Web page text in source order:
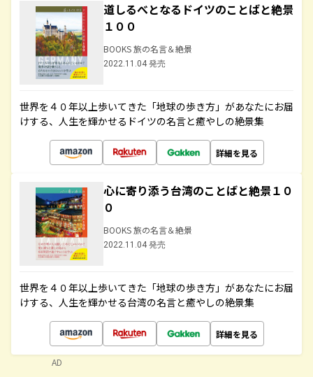
道しるべとなるドイツのことばと絶景
１００
BOOKS 旅の名言＆絶景
2022.11.04 発売
世界を４０年以上歩いてきた「地球の歩き方」があなたにお届
けする、人生を輝かせるドイツの名言と癒やしの絶景集
詳細を見る
心に寄り添う台湾のことばと絶景１０
０
BOOKS 旅の名言＆絶景
2022.11.04 発売
世界を４０年以上歩いてきた「地球の歩き方」があなたにお届
けする、人生を輝かせる台湾の名言と癒やしの絶景集
詳細を見る
AD